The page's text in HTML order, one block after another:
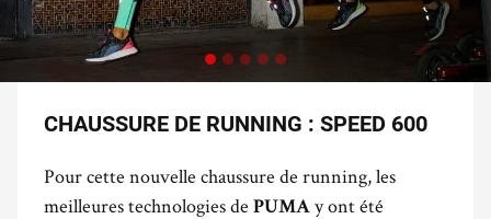
CHAUSSURE DE RUNNING : SPEED 600
Pour cette nouvelle chaussure de running, les
meilleures technologies de PUMA y ont été